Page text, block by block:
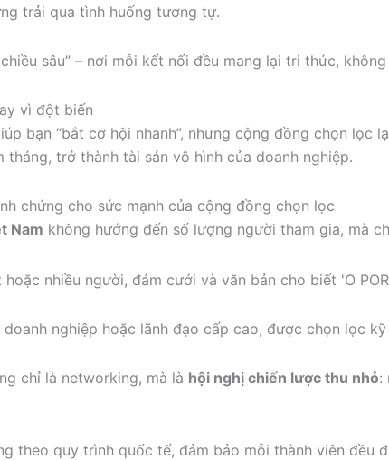
trải qua tình huống tương tự.
sâu” – nơi mỗi kết nối đều mang lại tri thức,
vì đột biến
bạn “bắt cơ hội nhanh”, nhưng cộng đồng chọn lọc
tháng, trở thành tài sản vô hình của doanh nghiệp.
chứng cho sức mạnh của cộng đồng chọn lọc
Nam không hướng đến số lượng người tham gia, mà
nghiệp hoặc lãnh đạo cấp cao, được chọn lọc
chỉ là networking, mà là hội nghị chiến lược thu nhỏ:
theo quy trình quốc tế, đảm bảo mỗi thành viên đều